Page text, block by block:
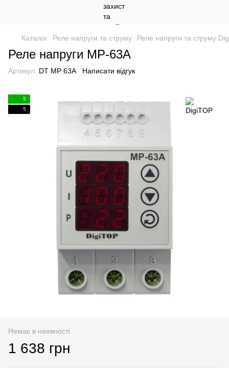
Каталог Реле напруги та струму Реле напруги та струму
Реле напруги МР-63A
Артикул: DT МР 63A Написати відгук
5
5
Немає в наявності
1 638 грн